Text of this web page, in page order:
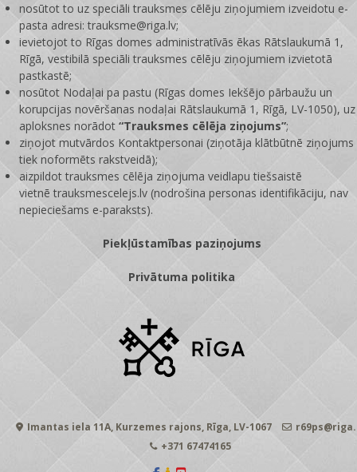
nosūtot to uz speciāli trauksmes cēlēju ziņojumiem izveidotu e-
pasta adresi: trauksme@riga.lv;
ievietojot to Rīgas domes administratīvās ēkas Rātslaukumā 1,
Rīgā, vestibilā speciāli trauksmes cēlēju ziņojumiem izvietotā
pastkastē;
nosūtot Nodaļai pa pastu (Rīgas domes Iekšējo pārbaužu un
korupcijas novēršanas nodaļai Rātslaukumā 1, Rīgā, LV-1050), uz
aploksnes norādot“Trauksmes cēlēja ziņojums”;
ziņojot mutvārdos Kontaktpersonai (ziņotāja klātbūtnē ziņojums
tiek noformēts rakstveidā);
aizpildot trauksmes cēlēja ziņojuma veidlapu tiešsaistē
vietnētrauksmescelejs.lv (nodrošina personas identifikāciju, nav
nepieciešams e-paraksts).
Piekļūstamības paziņojums
Privātuma politika
Imantas iela 11A, Kurzemes rajons, Rīga, LV-1067
+371 67474165